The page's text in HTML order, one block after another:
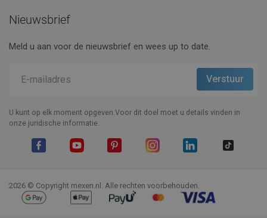
Nieuwsbrief
Meld u aan voor de nieuwsbrief en wees up to date.
U kunt op elk moment opgeven.Voor dit doel moet u details vinden in
onze juridische informatie.
2026 © Copyright mexen.nl. Alle rechten voorbehouden.